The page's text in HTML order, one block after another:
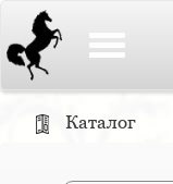
Каталог